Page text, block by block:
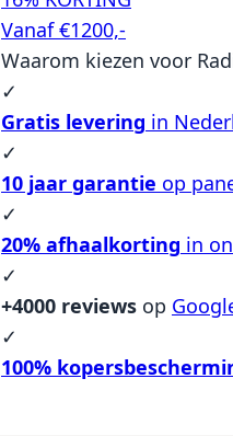
Vanaf €1200,-
Waarom kiezen voor
✓
Gratis levering in
✓
10 jaar garantie op
✓
20% afhaalkorting in
✓
+4000 reviews op
✓
100%